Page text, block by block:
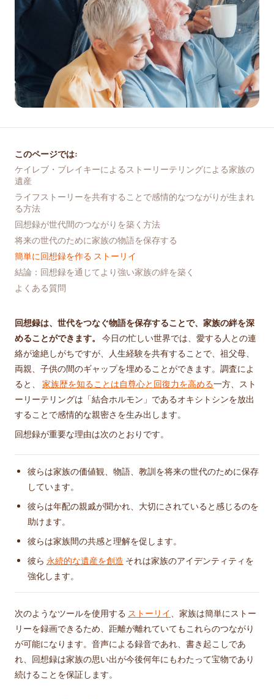
このページでは:
ケイレブ・ブレイキーによるストーリーテリングによる家族の
遺産
ライフストーリーを共有することで感情的なつながりが生まれ
る方法
回想録が世代間のつながりを築く方法
将来の世代のために家族の物語を保存する
簡単に回想録を作る ストーリイ
結論：回想録を通じてより強い家族の絆を築く
よくある質問
回想録は、世代をつなぐ物語を保存することで、家族の絆を深
めることができます。
今日の忙しい世界では、愛する人との連
絡が途絶しがちですが、人生経験を共有することで、祖父母、
両親、子供の間のギャップを埋めることができます。調査によ
ると、 家族歴を知ることは自尊心と回復力を高める一方、スト
ーリーテリングは「結合ホルモン」であるオキシトシンを放出
することで感情的な親密さを生み出します。
回想録が重要な理由は次のとおりです。
彼らは家族の価値観、物語、教訓を将来の世代のために保存
しています。
彼らは年配の親戚が聞かれ、大切にされていると感じるのを
助けます。
彼らは家族間の共感と理解を促します。
彼ら 永続的な遺産を創造 それは家族のアイデンティティを
強化します。
次のようなツールを使用する ストーリイ、家族は簡単にストー
リーを録画できるため、距離が離れていてもこれらのつながり
が可能になります。音声による録音であれ、書き起こしであ
れ、回想録は家族の思い出が今後何年にもわたって宝物であり
続けることを保証します。